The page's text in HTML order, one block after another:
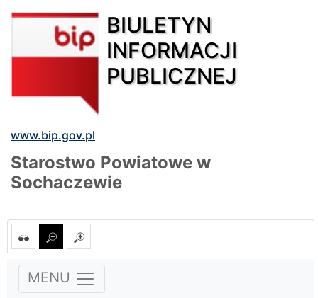
BIULETYN
INFORMACJI
PUBLICZNEJ
www.bip.gov.pl
Starostwo Powiatowe w
Sochaczewie
MENU